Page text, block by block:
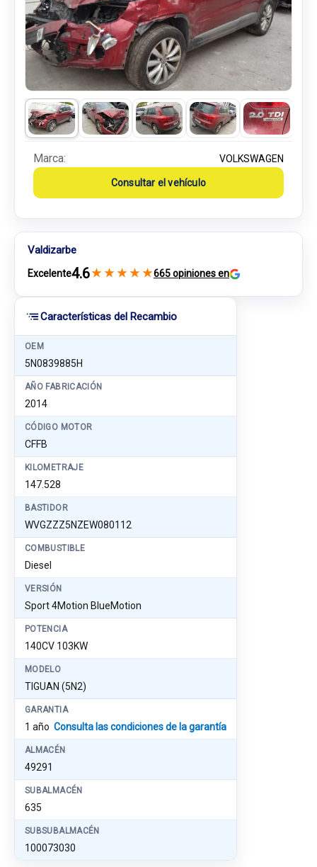
Características del Recambio
OEM
5N0839885H
AÑO FABRICACIÓN
2014
CÓDIGO MOTOR
CFFB
KILOMETRAJE
147.528
BASTIDOR
WVGZZZ5NZEW080112
COMBUSTIBLE
Diesel
VERSIÓN
Sport 4Motion BlueMotion
POTENCIA
140CV 103KW
MODELO
TIGUAN (5N2)
GARANTIA
1 año Consulta las condiciones de la garantía
ALMACÉN
49291
SUBALMACÉN
635
SUBSUBALMACÉN
100073030
Marca: VOLKSWAGEN
Consultar el vehículo
Valdizarbe
Excelente4.6★ ★ ★ ★ ★665 opiniones en